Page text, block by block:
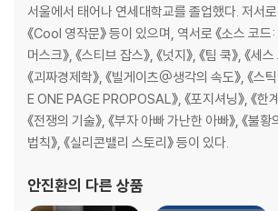
· 연대표
헌사
용어 설명
서울에서 태어나 연세대학교를 졸업했다. 저서로
《Cool 영작문》 등이 있으며, 역서로 《소스 코드:
머스크》, 《스티브 잡스》, 《넛지》, 《팀 쿡》, 《세
《괴짜경제학》, 《빌게이츠@생각의 속도》, 《스틱
E ONE PAGE PROPOSAL》, 《포지셔닝》, 《한
《전쟁의 기술》, 《부자 아빠 가난한 아빠》, 《불황
법칙》, 《실리콘밸리 스토리》 등이 있다.
안진환의 다른 상품